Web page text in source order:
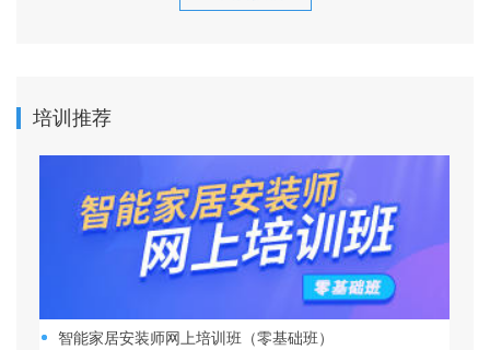
培训推荐
智能家居安装师网上培训班（零基础班）